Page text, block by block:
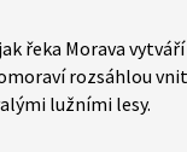
řeka Morava
rozsáhlou
lužními lesy.